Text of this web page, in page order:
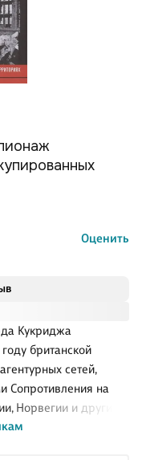
Кукриджа
британской
сетей,
Сопротивления на
Норвегии и других
— вот далеко не
Оценить